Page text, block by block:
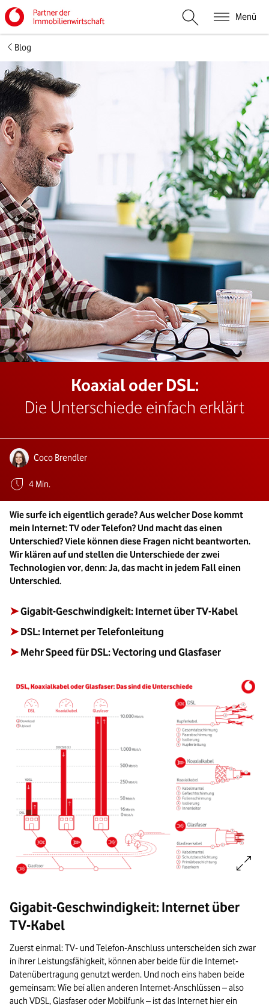
Menü
Suche öffnen
Blog
Koaxial oder DSL:
Die Unterschiede einfach erklärt
Autoren:Coco Brendler
Geschätzte Lesezeit:
4 Min.
Wie surfe ich eigentlich gerade? Aus welcher Dose kommt
mein Internet: TV oder Telefon? Und macht das einen
Unterschied? Viele können diese Fragen nicht beantworten.
Wir klären auf und stellen die Unterschiede der zwei
Technologien vor, denn: Ja, das macht in jedem Fall einen
Unterschied.
➤Gigabit-Geschwindigkeit: Internet über TV-Kabel
➤ DSL: Internet per Telefonleitung
➤ Mehr Speed für DSL: Vectoring und Glasfaser
Bild vergrößern:
Vergleich der Leistungsfähigkeit von DSL, Koaxialkabel und
DSL nutzt Kupferkabel mit Abschirmungen und Kupferleitern.
Glasfaser ist deutlich leistungsfähiger und zukunftssicher.
Ende der Bildinformationen.
Gigabit-Geschwindigkeit: Internet über
TV-Kabel
Zuerst einmal: TV- und Telefon-Anschluss unterscheiden sich zwar
in ihrer Leistungsfähigkeit, können aber beide für die Internet-
Datenübertragung genutzt werden. Und noch eins haben beide
gemeinsam: Wie bei allen anderen Internet-Anschlüssen – also
auch VDSL, Glasfaser oder Mobilfunk – ist das Internet hier ein